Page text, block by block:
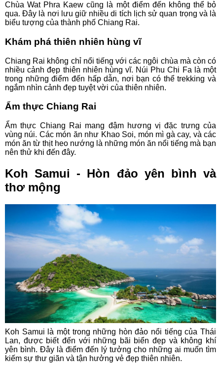
Chùa Wat Phra Kaew cũng là một điểm đến không thể bỏ
qua. Đây là nơi lưu giữ nhiều di tích lịch sử quan trọng và là
biểu tượng của thành phố Chiang Rai.
Khám phá thiên nhiên hùng vĩ
Chiang Rai không chỉ nổi tiếng với các ngôi chùa mà còn có
nhiều cảnh đẹp thiên nhiên hùng vĩ. Núi Phu Chi Fa là một
trong những điểm đến hấp dẫn, nơi bạn có thể trekking và
ngắm nhìn cảnh đẹp tuyệt vời của thiên nhiên.
Ẩm thực Chiang Rai
Ẩm thực Chiang Rai mang đậm hương vị đặc trưng của
vùng núi. Các món ăn như Khao Soi, món mì gà cay, và các
món ăn từ thịt heo nướng là những món ăn nổi tiếng mà bạn
nên thử khi đến đây.
Koh Samui - Hòn đảo yên bình và
thơ mộng
Koh Samui là một trong những hòn đảo nổi tiếng của Thái
Lan, được biết đến với những bãi biển đẹp và không khí
yên bình. Đây là điểm đến lý tưởng cho những ai muốn tìm
kiếm sự thư giãn và tận hưởng vẻ đẹp thiên nhiên.